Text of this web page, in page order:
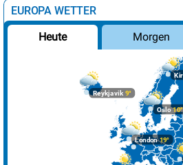
EUROPA WETTER
Heute Morgen
London19°
Oslo10°
Reykjavik 9°